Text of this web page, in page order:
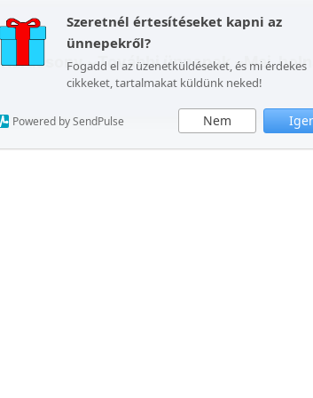
Szeretnél értesítéseket kapni az
ünnepekről?
Fogadd el az üzenetküldéseket, és mi érdekes
cikkeket, tartalmakat küldünk neked!
Nem
Powered by SendPulse
Karácsony További ünnepek Mai,